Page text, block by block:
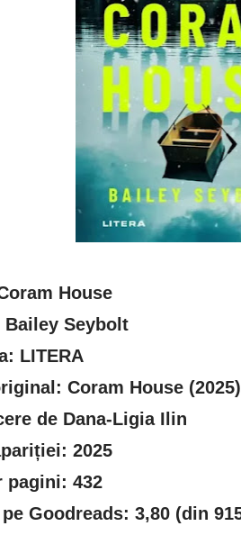
House
Bailey Seybolt
LITERA
Coram House (2025)
de Dana-Ligia Ilin
2025
pagini: 432
Goodreads: 3,80 (din